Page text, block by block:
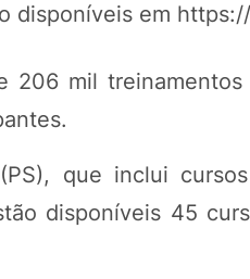
disponíveis em
206 mil
que inclui
disponíveis 45